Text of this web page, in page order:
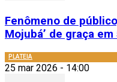
Fenômeno de
Mojubá’ de graça
PLATEIA
25 mar 2026 - 14:00